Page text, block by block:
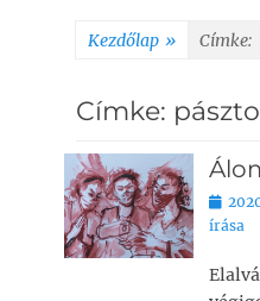
Kezdőlap » Címke:
Címke:
írása